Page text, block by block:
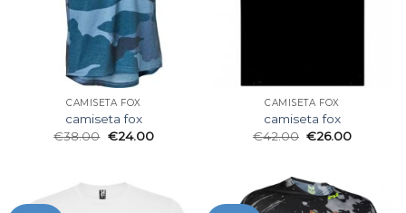
CAMISETA FOX
camiseta fox
€38.00 €24.00
CAMISETA FOX
camiseta fox
€42.00 €26.00